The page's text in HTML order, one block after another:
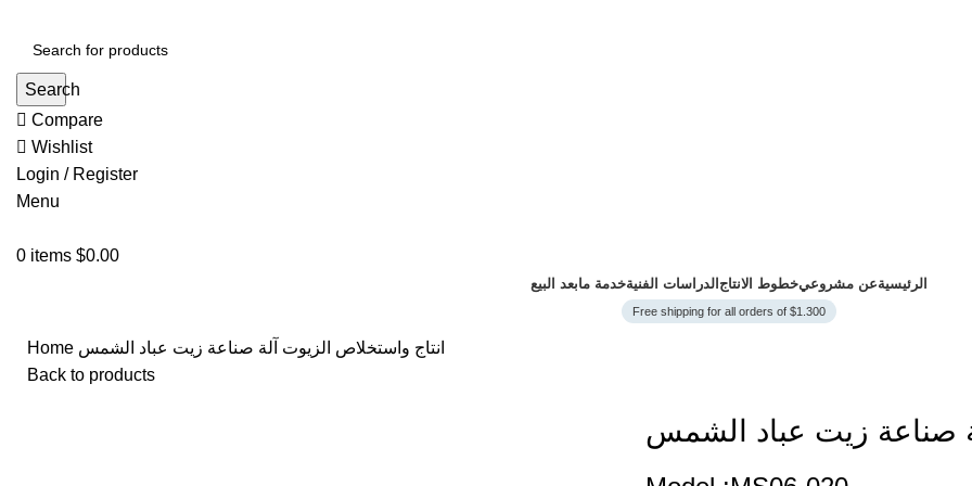
Search
Compare
Wishlist
Login / Register
Menu
0 items $0.00
خدمة مابعد البيعالدراسات الفنية خطوط الانتاجعن مشروعيالرئيسية
Free shipping for all orders of $1.300
Home انتاج واستخلاص الزيوت آلة صناعة زيت عباد الشمس
Back to products
صناعة زيت عباد الشمس